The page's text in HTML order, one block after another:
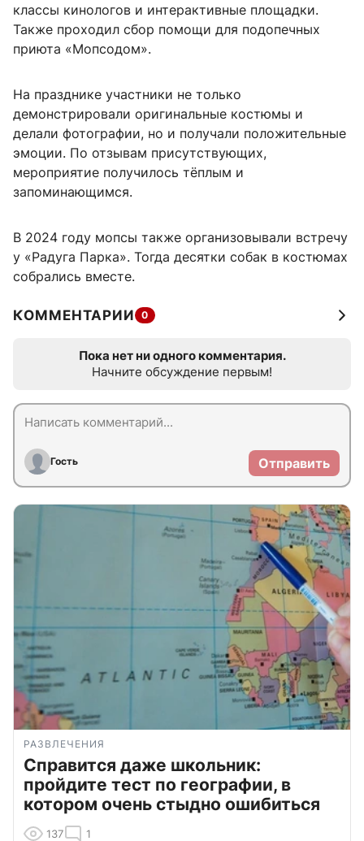
классы кинологов и интерактивные площадки.
Также проходил сбор помощи для подопечных
приюта «Мопсодом».
На празднике участники не только
демонстрировали оригинальные костюмы и
делали фотографии, но и получали положительные
эмоции. По отзывам присутствующих,
мероприятие получилось тёплым и
запоминающимся.
В 2024 году мопсы также организовывали встречу
у «Радуга Парка». Тогда десятки собак в костюмах
собрались вместе.
КОММЕНТАРИИ 0
Пока нет ни одного комментария.
Начните обсуждение первым!
Гость Отправить
РАЗВЛЕЧЕНИЯ
Справится даже школьник:
пройдите тест по географии, в
котором очень стыдно ошибиться
137 1